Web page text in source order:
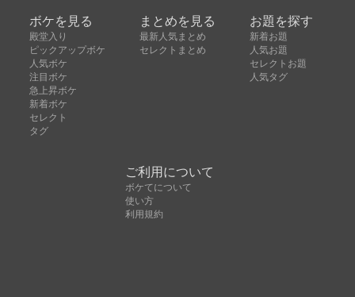
ボケを見る
殿堂入り
ピックアップボケ
人気ボケ
注目ボケ
急上昇ボケ
新着ボケ
セレクト
タグ
まとめを見る
最新人気まとめ
セレクトまとめ
お題を探す
新着お題
人気お題
セレクトお題
人気タグ
ご利用について
ボケてについて
使い方
利用規約